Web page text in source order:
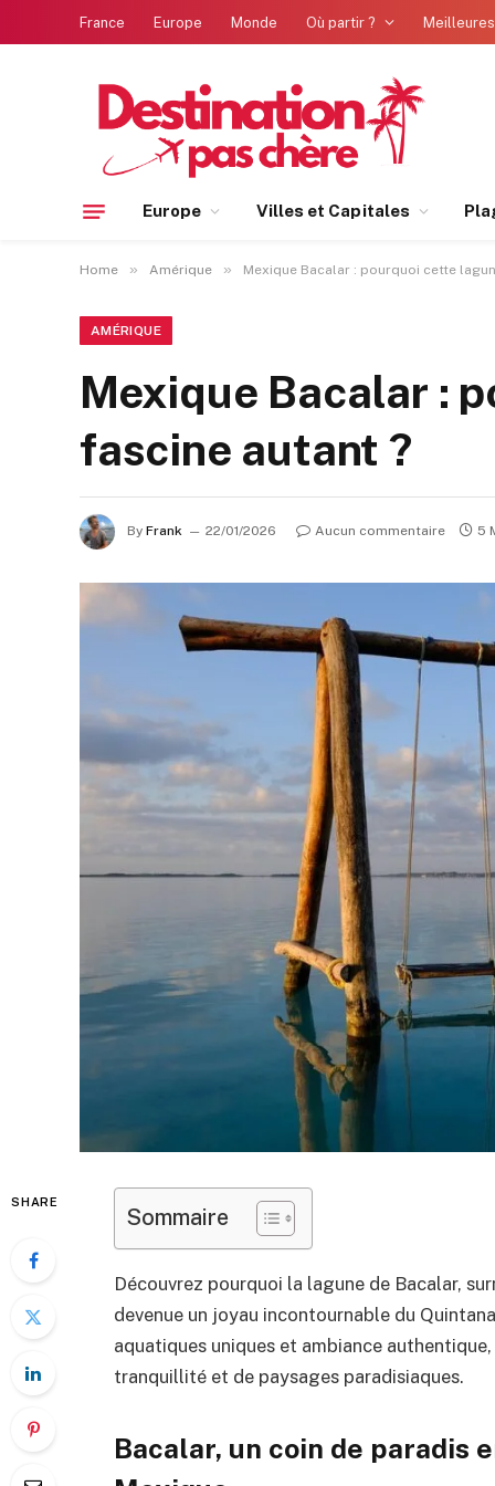
France Europe Monde Où partir ?
Europe Villes et Capitales
Home » Amérique » Mexique Bacalar : pourquoi cette
AMÉRIQUE
Mexique Bacalar :
fascine autant ?
By Frank 22/01/2026 Aucun commentaire 5
SHARE
Sommaire
Découvrez pourquoi la lagune de Bacalar,
devenue un joyau incontournable du
aquatiques uniques et ambiance
tranquillité et de paysages paradisiaques.
Bacalar, un coin de paradis